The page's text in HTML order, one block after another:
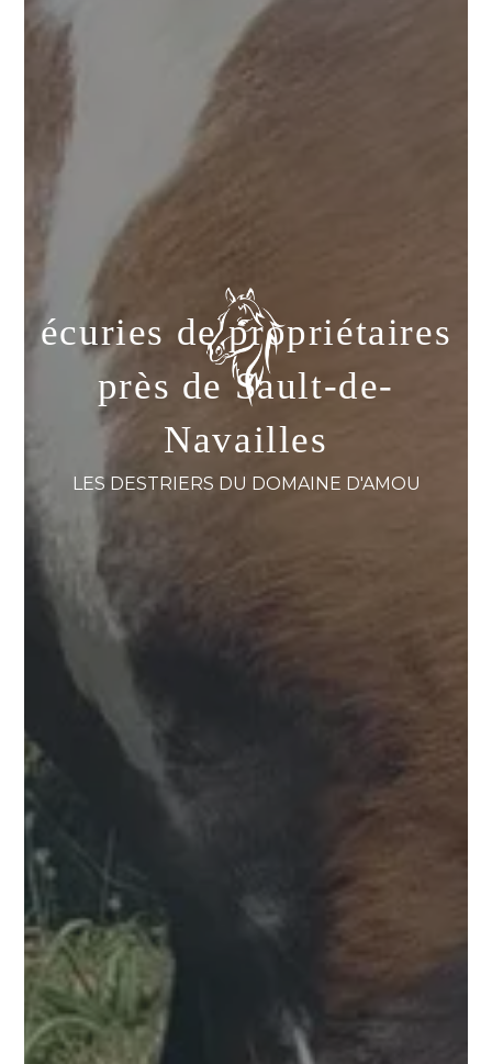
écuries de propriétaires
près de Sault-de-
Navailles
LES DESTRIERS DU DOMAINE D'AMOU